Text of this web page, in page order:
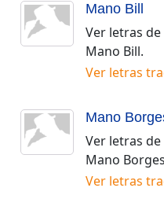
Mano Bill
Ver letras
Mano Bill.
Ver letras
Mano
Ver letras
Mano Borges
Ver letras